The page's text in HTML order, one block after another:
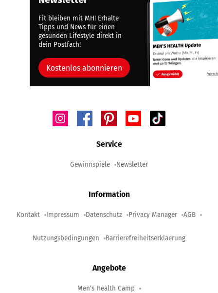
Fit bleiben mit MH! Erhalte
Tipps und News für einen
gesunden Lifestyle direkt in
dein Postfach!
Kostenlos abonnieren
Service
Gewinnspiele Newsletter
Information
Kontakt Impressum Datenschutz Privacy Manager AGB
Nutzungsbedingungen Barrierefreiheitserklaerung
Angebote
Men‘s Health Camp